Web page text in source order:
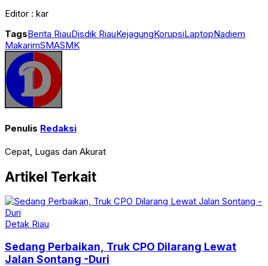
Editor : kar
TagsBerita RiauDisdik RiauKejagungKorupsiLaptopNadiem
MakarimSMASMK
Penulis Redaksi
Cepat, Lugas dan Akurat
Artikel Terkait
Detak Riau
Sedang Perbaikan, Truk CPO Dilarang Lewat
Jalan Sontang -Duri